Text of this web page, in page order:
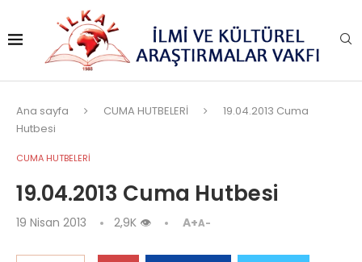
Ana sayfa CUMA HUTBELERİ
19.04.2013 Cuma
Hutbesi
CUMA HUTBELERİ
19.04.2013 Cuma Hutbesi
19 Nisan 2013 2,9K 👁 A+A-